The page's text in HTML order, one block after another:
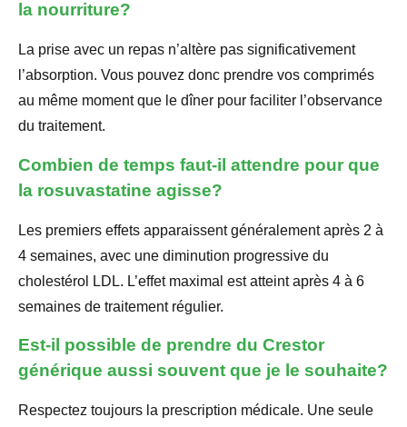
la nourriture?
La prise avec un repas n’altère pas significativement
l’absorption. Vous pouvez donc prendre vos comprimés
au même moment que le dîner pour faciliter l’observance
du traitement.
Combien de temps faut-il attendre pour que
la rosuvastatine agisse?
Les premiers effets apparaissent généralement après 2 à
4 semaines, avec une diminution progressive du
cholestérol LDL. L’effet maximal est atteint après 4 à 6
semaines de traitement régulier.
Est-il possible de prendre du Crestor
générique aussi souvent que je le souhaite?
Respectez toujours la prescription médicale. Une seule